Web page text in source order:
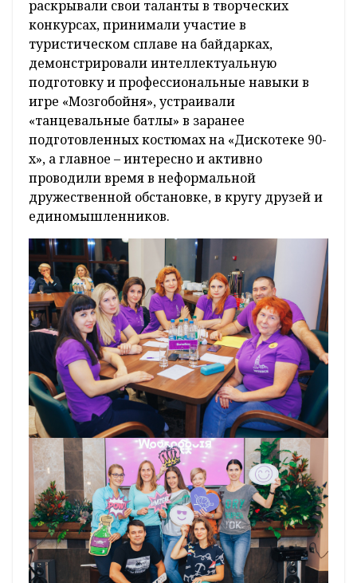
раскрывали свои таланты в творческих
конкурсах, принимали участие в
туристическом сплаве на байдарках,
демонстрировали интеллектуальную
подготовку и профессиональные навыки в
игре «Мозгобойня», устраивали
«танцевальные батлы» в заранее
подготовленных костюмах на «Дискотеке 90-
х», а главное – интересно и активно
проводили время в неформальной
дружественной обстановке, в кругу друзей и
единомышленников.